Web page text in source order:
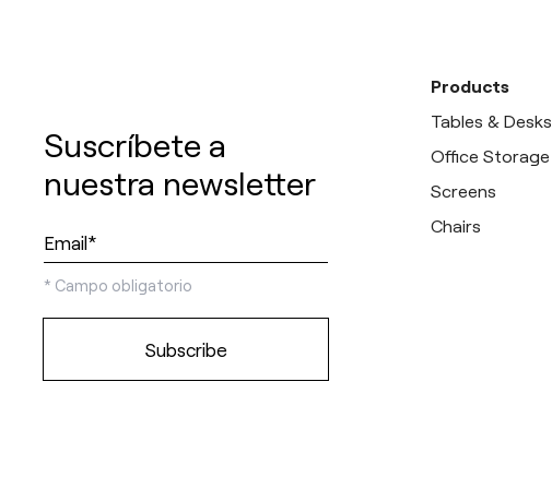
Suscríbete a
nuestra newsletter
* Campo obligatorio
Products
Tables & Desks
Office Storage
Screens
Chairs